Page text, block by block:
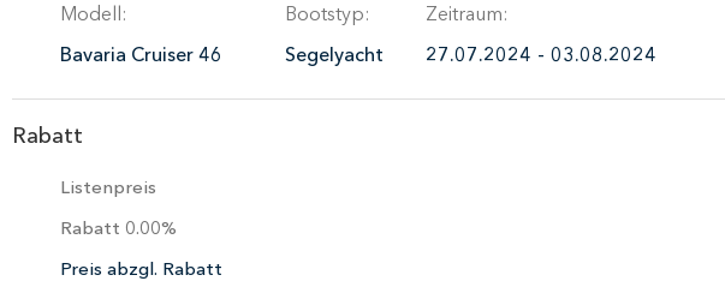
Modell: Bootstyp: Zeitraum:
Bavaria Cruiser 46
Segelyacht 27.07.2024 - 03.08.2024
Rabatt
Listenpreis
Rabatt 0.00%
Preis abzgl. Rabatt